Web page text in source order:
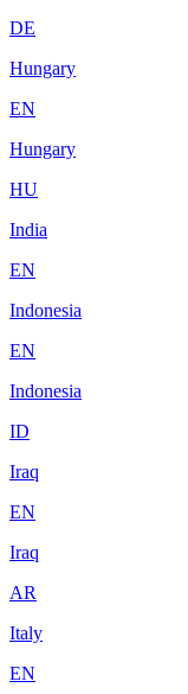
DE
Hungary
EN
Hungary
HU
India
EN
Indonesia
EN
Indonesia
ID
Iraq
EN
Iraq
AR
Italy
EN